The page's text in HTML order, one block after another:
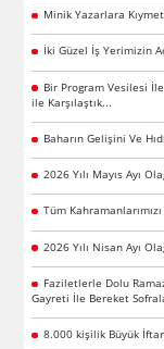
Minik Yazarlara
İki Güzel İş Yerimizin
Bir Program Vesilesi
ile Karşılaştık...
Baharın Gelişini Ve
2026 Yılı Mayıs Ayı
Tüm
2026 Yılı Nisan Ayı
Faziletlerle Dolu
Gayreti İle Bereket
8.000 kişilik Büyük